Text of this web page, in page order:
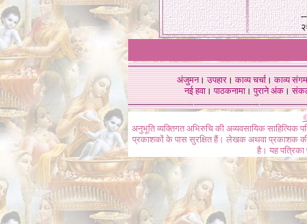
अंजुमन।उपहार।काव्य चर्चा।काव्य संगम
नई हवा। पाठकनामा। पुराने अंक।
अनुभूति व्यक्तिगत अभिरुचि की अव्यवसायिक
प्रकाशकों के पास सुरक्षित हैं। लेखक अथवा प्रकाशक की
है। यह पत्रिका